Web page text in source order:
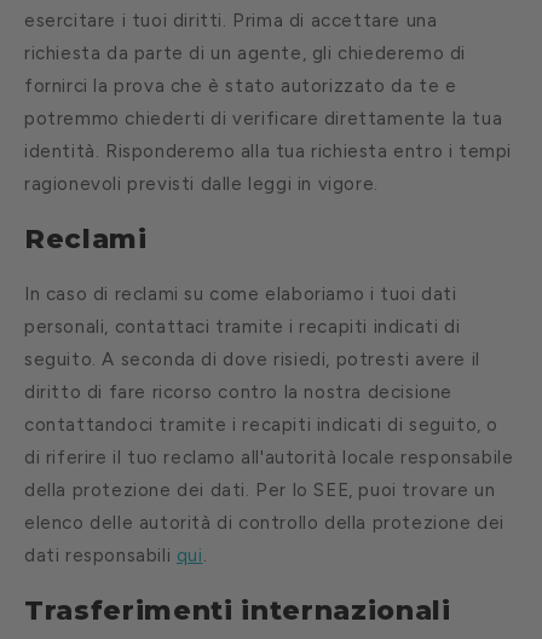
esercitare i tuoi diritti. Prima di accettare una
richiesta da parte di un agente, gli chiederemo di
fornirci la prova che è stato autorizzato da te e
potremmo chiederti di verificare direttamente la tua
identità. Risponderemo alla tua richiesta entro i tempi
ragionevoli previsti dalle leggi in vigore.
Reclami
In caso di reclami su come elaboriamo i tuoi dati
personali, contattaci tramite i recapiti indicati di
seguito. A seconda di dove risiedi, potresti avere il
diritto di fare ricorso contro la nostra decisione
contattandoci tramite i recapiti indicati di seguito, o
di riferire il tuo reclamo all'autorità locale responsabile
della protezione dei dati. Per lo SEE, puoi trovare un
elenco delle autorità di controllo della protezione dei
dati responsabili qui.
Trasferimenti internazionali